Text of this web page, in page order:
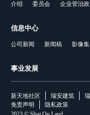
介绍 委员会 企业管治
信息中心
公司新闻 新闻稿 影像集
事业发展
新天地社区 瑞安建筑
免责声明
隐私政策